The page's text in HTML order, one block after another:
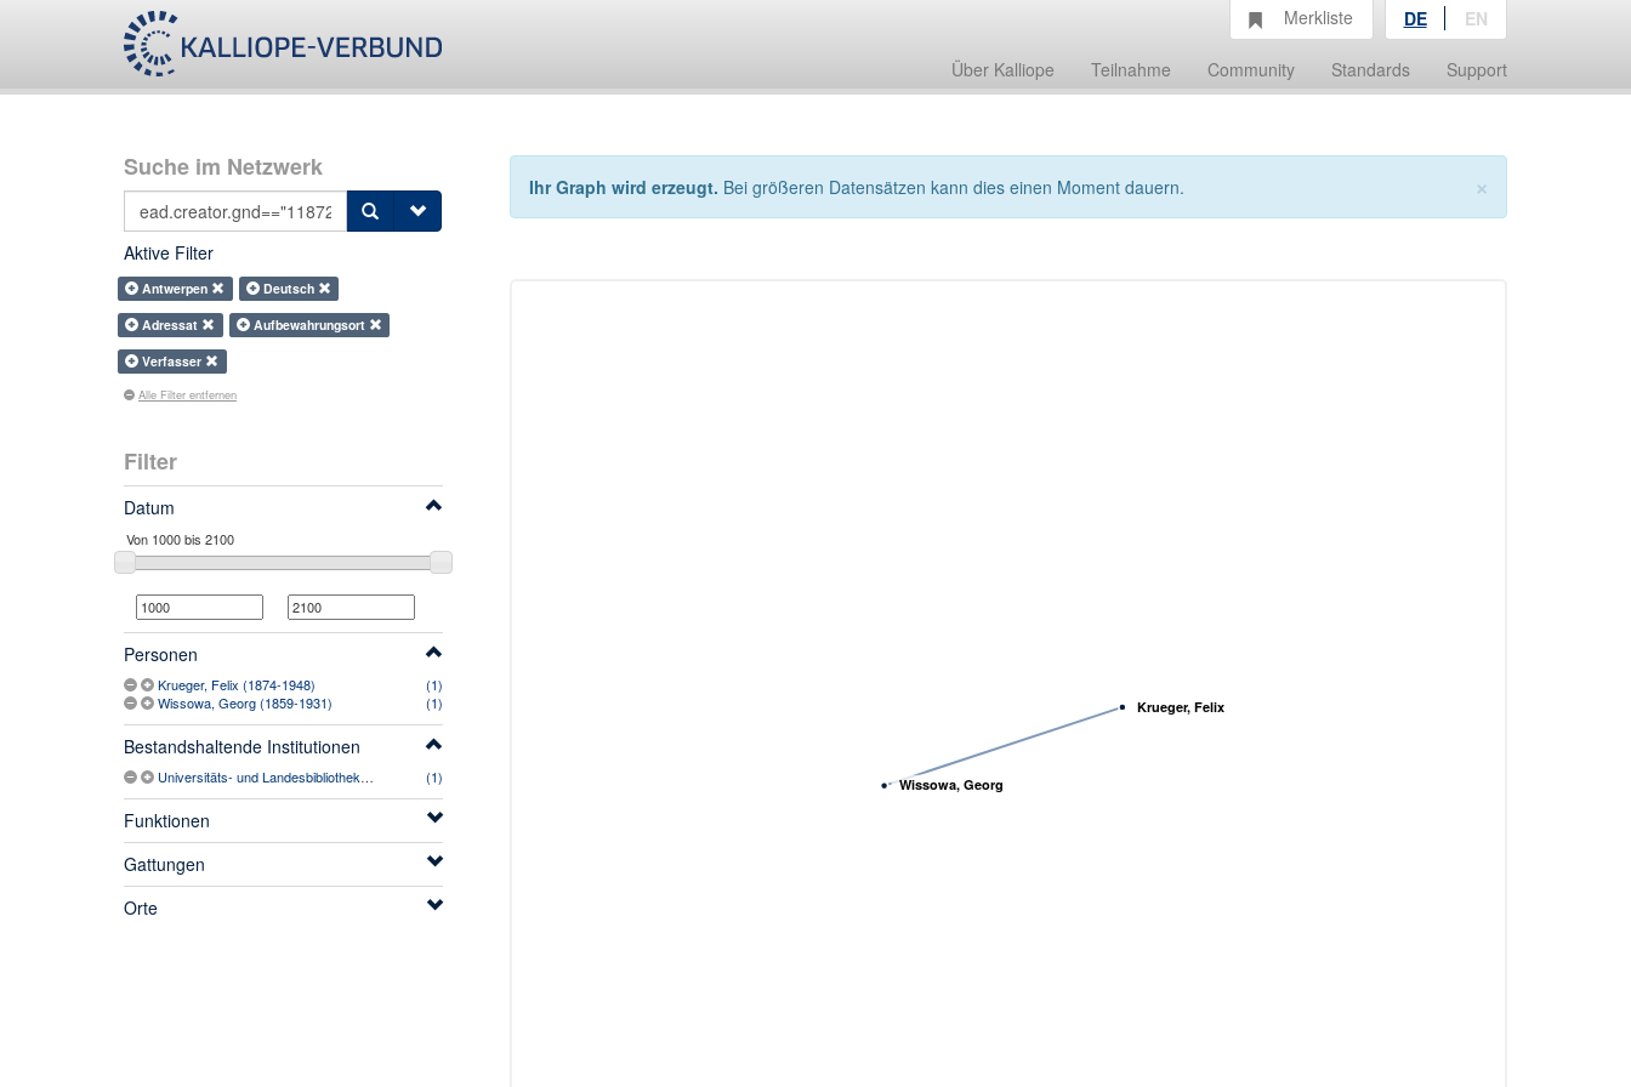
Über Kalliope Teilnahme Community Standards Support
Merkliste DE EN
Suche im Netzwerk
Aktive Filter
Antwerpen
Deutsch
Adressat
Aufbewahrungsort
Verfasser
Alle Filter entfernen
Filter
Datum
Personen
Krueger, Felix (1874-1948)
(1)
Wissowa, Georg (1859-1931)
(1)
Bestandshaltende Institutionen
Universitäts- und Landesbibliothek Sachsen-Anhalt (1)
Funktionen
Gattungen
Orte
×
Ihr Graph wird erzeugt. Bei größeren Datensätzen kann dies einen Moment dauern.
Wissowa, Georg
Krueger, Felix